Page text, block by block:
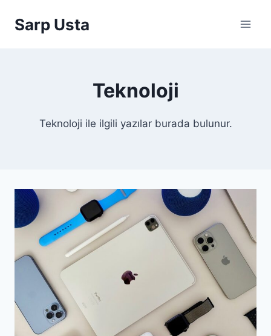
Sarp Usta
Teknoloji
Teknoloji ile ilgili yazılar burada bulunur.